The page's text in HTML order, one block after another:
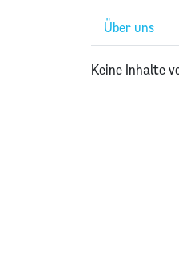
Über uns
Keine Inhalte